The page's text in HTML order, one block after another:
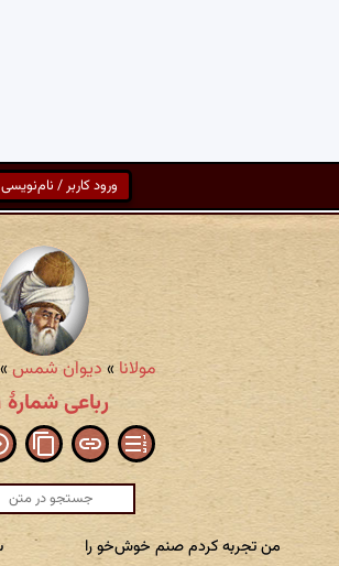
ورود کاربر / نام‌نویسی
مولانا » دیوان شمس»
رباعی شمارهٔ ۶۹
من تجربه کردم صنم خوش‌خو را